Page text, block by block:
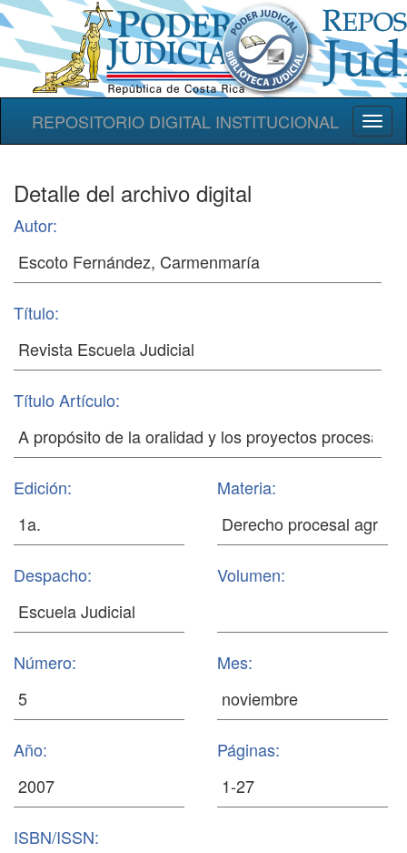
REPOSITORIO DIGITAL INSTITUCIONAL
Detalle del archivo digital
Autor:
Título:
Título Artículo:
Edición: Materia:
Despacho: Volumen:
Número: Mes:
Año: Páginas:
ISBN/ISSN: